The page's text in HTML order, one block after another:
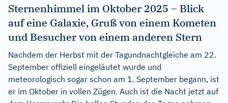
Sternenhimmel im Oktober 2025 – Blick
auf eine Galaxie, Gruß von einem Kometen
und Besucher von einem anderen Stern
Nachdem der Herbst mit der Tagundnachtgleiche am 22.
September offiziell eingeläutet wurde und
meteorologisch sogar schon am 1. September begann, ist
er im Oktober in vollen Zügen. Auch ist die Nacht jetzt auf